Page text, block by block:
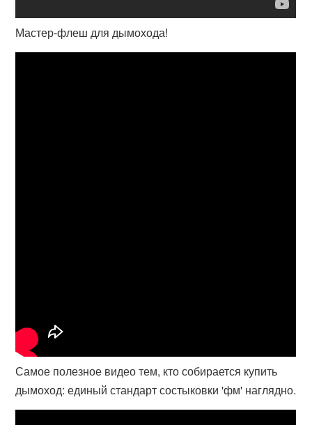
Мастер-флеш для дымохода!
Самое полезное видео тем, кто собирается купить
дымоход: единый стандарт состыковки 'фм' наглядно.